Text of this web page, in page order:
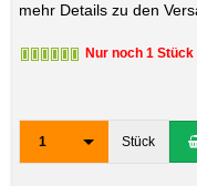
mehr Details zu den
Nur noch 1
1 Stück